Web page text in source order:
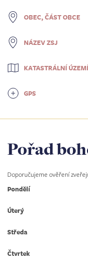
OBEC, ČÁST OBCE
NÁZEV ZSJ
KATASTRÁLNÍ ÚZEMÍ
GPS
Pořad
Doporučujeme ověření
Pondělí
Úterý
Středa
Čtvrtek